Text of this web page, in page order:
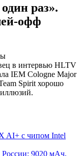
раз».
офф
в интервью HLTV
IEM Cologne Major
Spirit хорошо
AI+ с чипом Intel
9020 мАч,